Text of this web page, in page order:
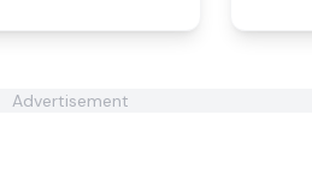
Advertisement